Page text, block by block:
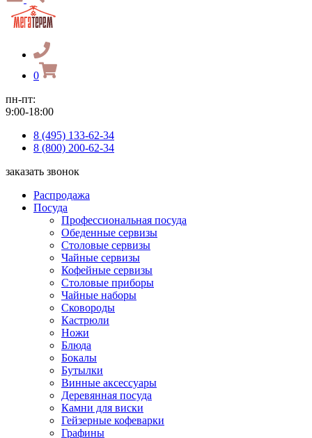
0
пн-пт:
9:00-18:00
8 (495) 133-62-34
8 (800) 200-62-34
заказать звонок
Распродажа
Посуда
Профессиональная посуда
Обеденные сервизы
Столовые сервизы
Чайные сервизы
Кофейные сервизы
Столовые приборы
Чайные наборы
Сковороды
Кастрюли
Ножи
Блюда
Бокалы
Бутылки
Винные аксессуары
Деревянная посуда
Камни для виски
Гейзерные кофеварки
Графины